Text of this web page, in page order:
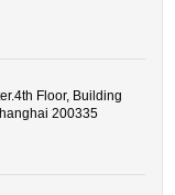
Floor, Building
200335